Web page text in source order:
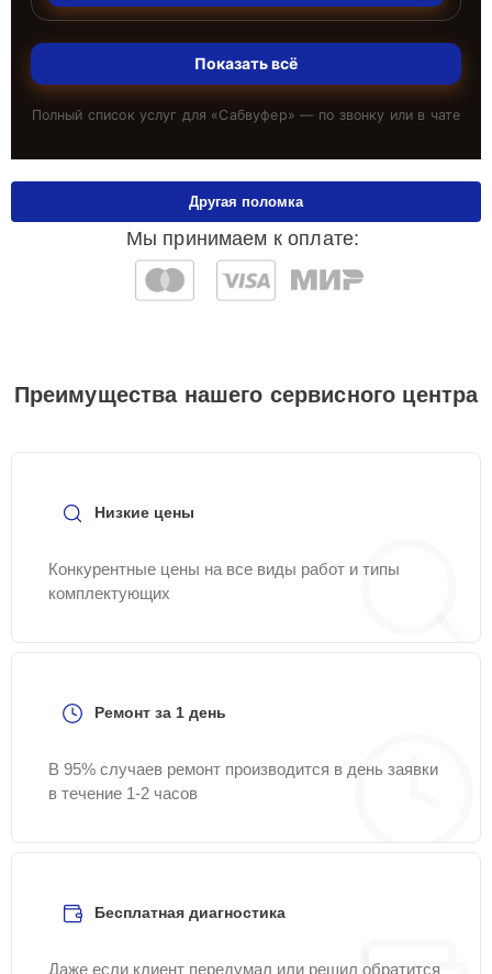
Показать всё
Полный список услуг для «Сабвуфер» — по звонку или в чате
Мы принимаем к оплате:
Другая поломка
Преимущества нашего сервисного центра
Низкие цены
Конкурентные цены на все виды работ и типы
комплектующих
Ремонт за 1 день
В 95% случаев ремонт производится в день заявки
в течение 1-2 часов
Бесплатная диагностика
Даже если клиент передумал или решил обратится